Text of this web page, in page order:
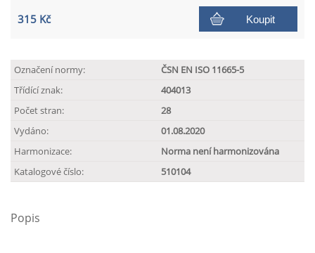
315 Kč Koupit
Označení normy:
ČSN EN ISO 11665-5
Třídící znak:
404013
Počet stran:
28
Vydáno:
01.08.2020
Harmonizace:
Norma není harmonizována
Katalogové číslo:
510104
Popis